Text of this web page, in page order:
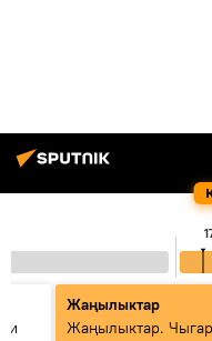
Жаңылыктар
Жаңылыктар.